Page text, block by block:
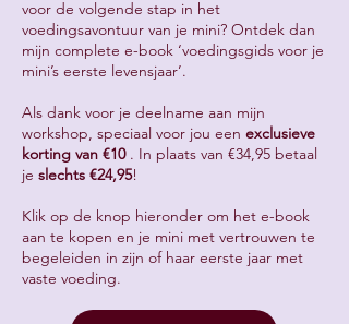
voor de volgende stap in het
voedingsavontuur van je mini? Ontdek dan
mijn complete e-book ‘voedingsgids voor je
mini’s eerste levensjaar’.
Als dank voor je deelname aan mijn
workshop, speciaal voor jou een exclusieve
korting van €10 . In plaats van €34,95 betaal
je slechts €24,95!
Klik op de knop hieronder om het e-book
aan te kopen en je mini met vertrouwen te
begeleiden in zijn of haar eerste jaar met
vaste voeding.